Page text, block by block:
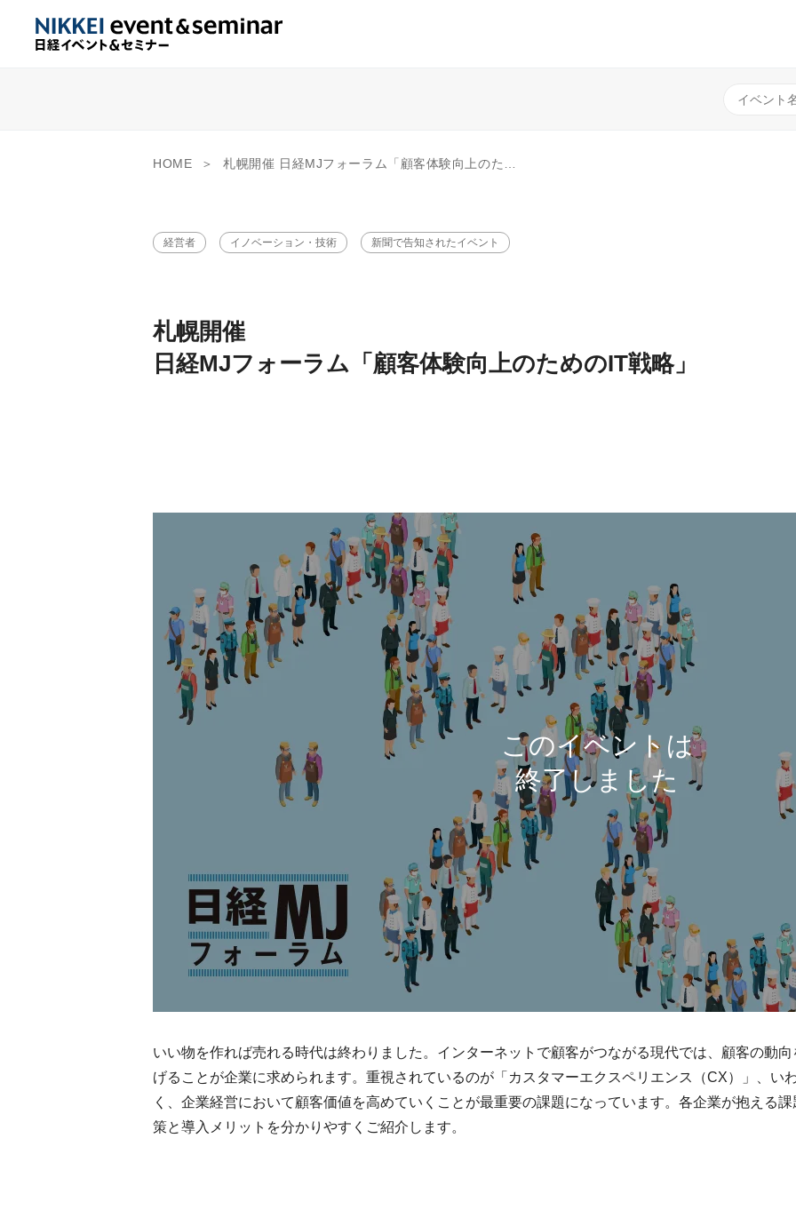
HOME 札幌開催 日経MJフォーラム「顧客体験向上のためのIT戦略」
経営者 イノベーション・技術 新聞で告知されたイベント
札幌開催
日経MJフォーラム「顧客体験向上のためのIT戦略」
いい物を作れば売れる時代は終わりました。インターネットで顧客がつながる現代では、顧客の動
げることが企業に求められます。重視されているのが「カスタマーエクスペリエンス（CX）」、い
く、企業経営において顧客価値を高めていくことが最重要の課題になっています。各企業が抱える
策と導入メリットを分かりやすくご紹介します。